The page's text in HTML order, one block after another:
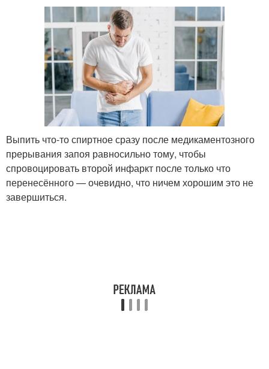
Выпить что-то спиртное сразу после медикаментозного
прерывания запоя равносильно тому, чтобы
спровоцировать второй инфаркт после только что
перенесённого — очевидно, что ничем хорошим это не
завершиться.